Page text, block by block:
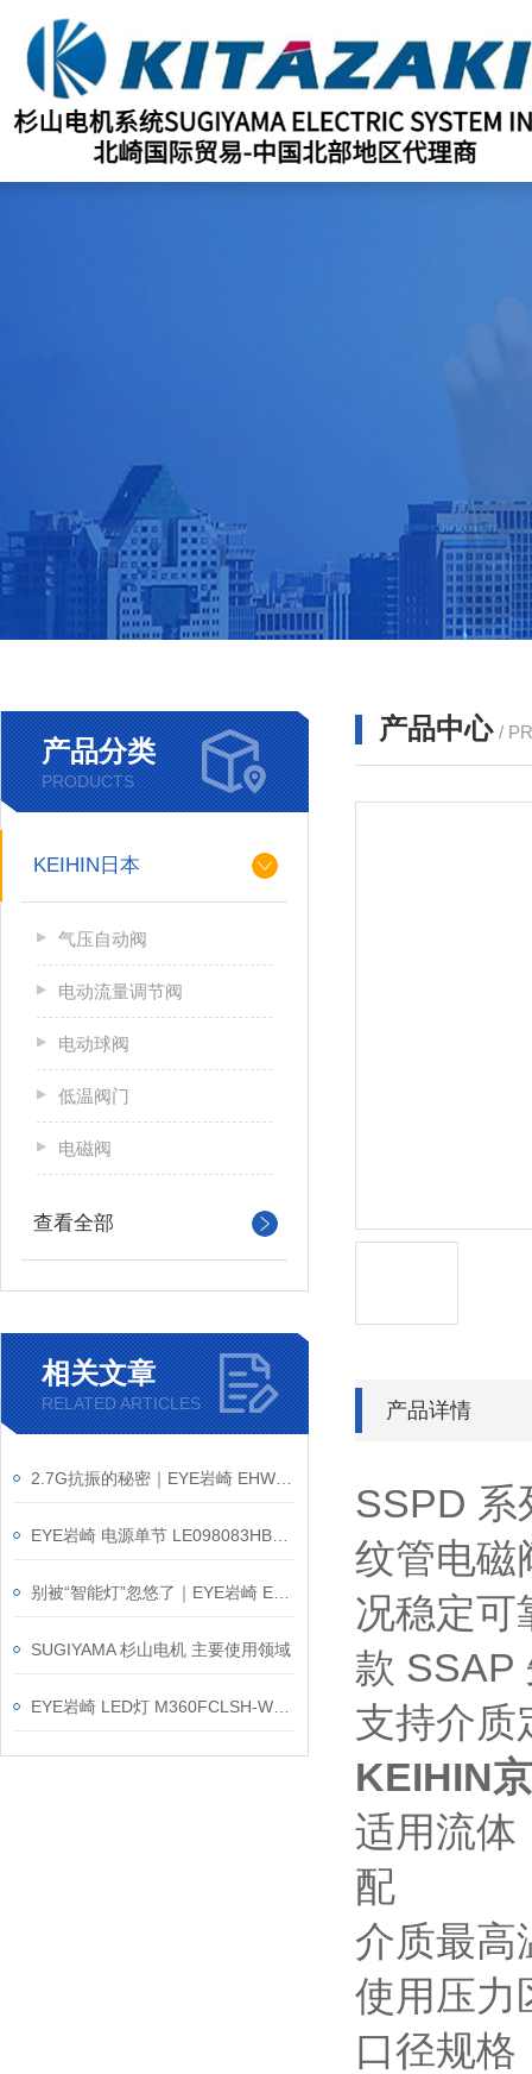
产品分类
PRODUCTS
KEIHIN日本
气压自动阀
电动流量调节阀
电动球阀
低温阀门
电磁阀
查看全部
相关文章
RELATED ARTICLES
SUGIYAMA 杉山电机 主要使用领域
产品中心 /
产品详情
SSPD 系
纹管电磁
况稳定可
款 SSAP
支持介质
KEIHIN
适用流体
配
介质最
使用压力
口径规格